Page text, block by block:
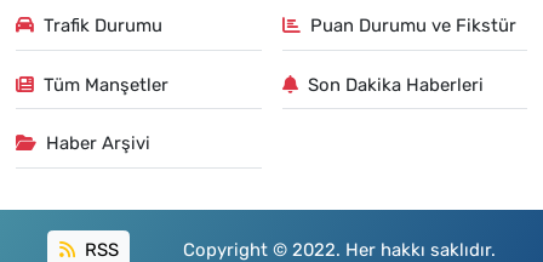
Trafik Durumu Puan Durumu ve Fikstür
Tüm Manşetler Son Dakika Haberleri
Haber Arşivi
RSS Copyright © 2022. Her hakkı saklıdır.